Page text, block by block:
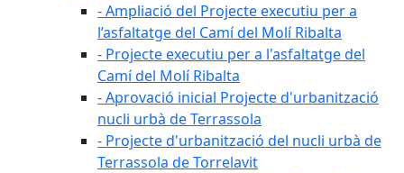
- Ampliació del Projecte executiu per a
l’asfaltatge del Camí del Molí Ribalta
- Projecte executiu per a l'asfaltatge del
Camí del Molí Ribalta
- Aprovació inicial Projecte d'urbanització
nucli urbà de Terrassola
- Projecte d'urbanització del nucli urbà de
Terrassola de Torrelavit